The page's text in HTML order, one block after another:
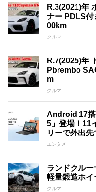
R.3(2021)年
ナー PDLS付
00km
クルマ
R.7(2025)年
Pbrembo
m
クルマ
Android 17
5」登場！11
リーで外出
エンタメ
ランドクル
軽量鍛造ホ
クルマ